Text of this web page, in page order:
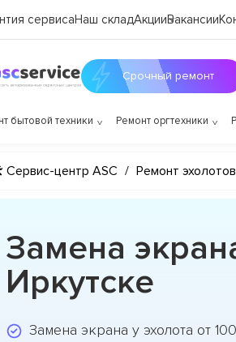
сервисаНаш складАкцииВакансии
Срочный ремонт
бытовой техники Ремонт оргтехники
центр ASC / Ремонт эхолотов
Замена
Иркутске
Замена экрана у эхолота от